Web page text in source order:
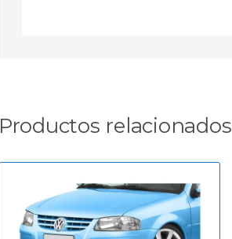
Productos relacionados